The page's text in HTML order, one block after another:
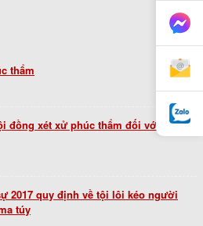
thẩm
đồng xét xử phúc thẩm đối với bản án
2017 quy định về tội lôi kéo người
túy